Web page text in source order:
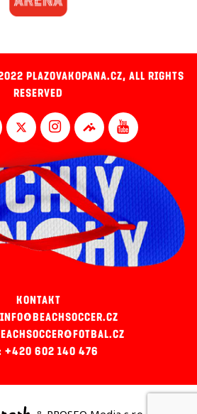
PLAZOVAKOPANA.CZ, ALL RIGHTS
RESERVED
KONTAKT
+420 602 140 476